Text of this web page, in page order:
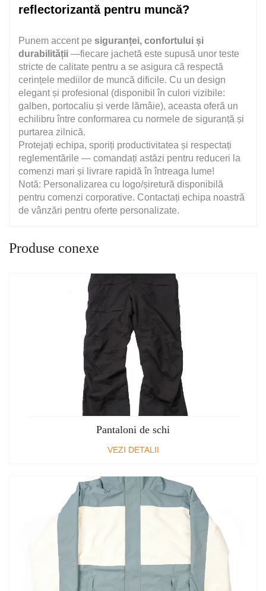
reflectorizantă pentru muncă?
Punem accent pe siguranței, confortului și
durabilității —fiecare jachetă este supusă unor teste
stricte de calitate pentru a se asigura că respectă
cerințele mediilor de muncă dificile. Cu un design
elegant și profesional (disponibil în culori vizibile:
galben, portocaliu și verde lămâie), aceasta oferă un
echilibru între conformarea cu normele de siguranță și
purtarea zilnică.
Protejați echipa, sporiți productivitatea și respectați
reglementările — comandați astăzi pentru reduceri la
comenzi mari și livrare rapidă în întreaga lume!
Notă: Personalizarea cu logo/șiretură disponibilă
pentru comenzi corporative. Contactați echipa noastră
de vânzări pentru oferte personalizate.
Produse conexe
Pantaloni de schi
VEZI DETALII